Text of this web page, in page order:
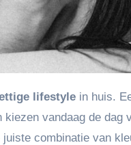
lifestyle in huis.
vandaag de dag
combinatie van